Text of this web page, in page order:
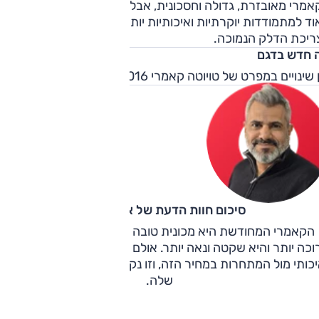
מאובזרת, גדולה וחסכונית, אבל המחיר מציב אותה קרוב
למתמודדות יוקרתיות ואיכותיות יותר. היתרון העיקרי שלה הוא
הדלק הנמוכה.
חדש בדגם
במפרט של טויוטה קאמרי 2016 ביחס לשנתון הקודם.
סיכום חוות הדעת של אוהד אלגוב
הקאמרי המחודשת היא מכונית טובה מבעבר - רשימת האבזור
יותר והיא שקטה ונאה יותר. אולם תא הנוסעים עדיין לא
מול המתחרות במחיר הזה, וזו נקודת התורפה הגדולה
שלה.